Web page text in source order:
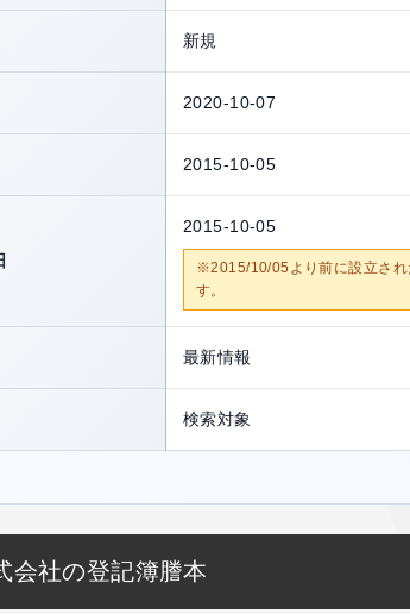
新規
2020-10-07
2015-10-05
2015-10-05
※2015/10/05より前に設立され
す。
最新情報
検索対象
会社の登記簿謄本